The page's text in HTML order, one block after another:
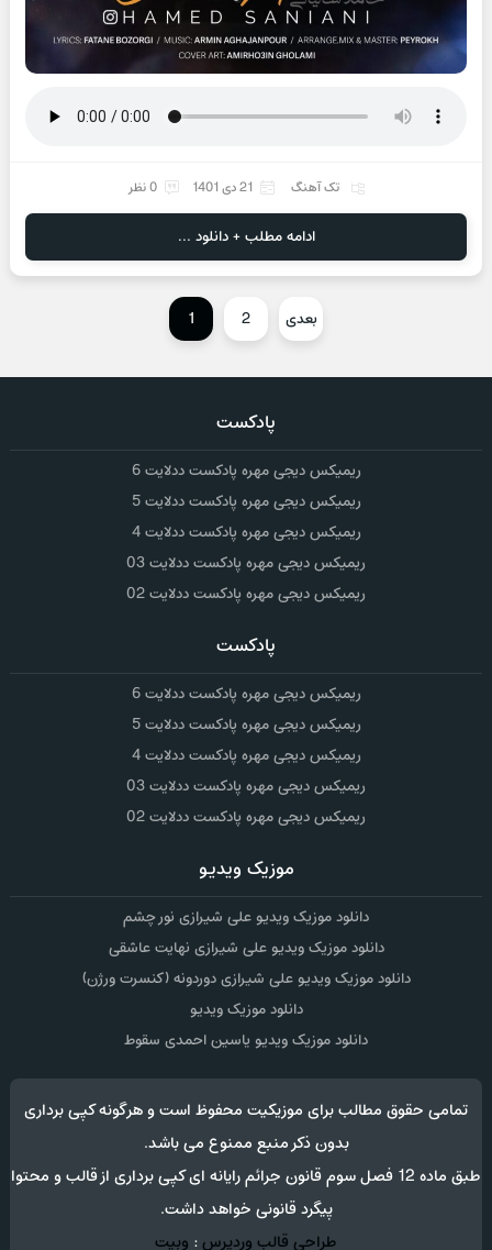
تک آهنگ 21 دی 1401 0 نظر
ادامه مطلب + دانلود ...
1 2 بعدی
پادکست
ریمیکس دیجی مهره پادکست ددلایت 6
ریمیکس دیجی مهره پادکست ددلایت 5
ریمیکس دیجی مهره پادکست ددلایت 4
ریمیکس دیجی مهره پادکست ددلایت 03
ریمیکس دیجی مهره پادکست ددلایت 02
پادکست
ریمیکس دیجی مهره پادکست ددلایت 6
ریمیکس دیجی مهره پادکست ددلایت 5
ریمیکس دیجی مهره پادکست ددلایت 4
ریمیکس دیجی مهره پادکست ددلایت 03
ریمیکس دیجی مهره پادکست ددلایت 02
موزیک ویدیو
دانلود موزیک ویدیو علی شیرازی نور چشم
دانلود موزیک ویدیو علی شیرازی نهایت عاشقی
دانلود موزیک ویدیو علی شیرازی دوردونه (کنسرت ورژن)
دانلود موزیک ویدیو
دانلود موزیک ویدیو یاسین احمدی سقوط
تمامی حقوق مطالب برای موزیکیت محفوظ است و هرگونه کپی برداری
بدون ذکر منبع ممنوع می باشد.
طبق ماده 12 فصل سوم قانون جرائم رایانه ای کپی برداری از قالب و محتوا
پیگرد قانونی خواهد داشت.
طراحی قالب وردپرس: وبیت